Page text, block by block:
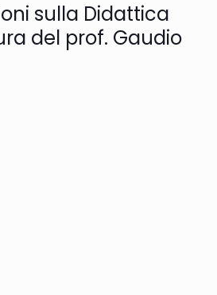
sulla Didattica
del prof. Gaudio